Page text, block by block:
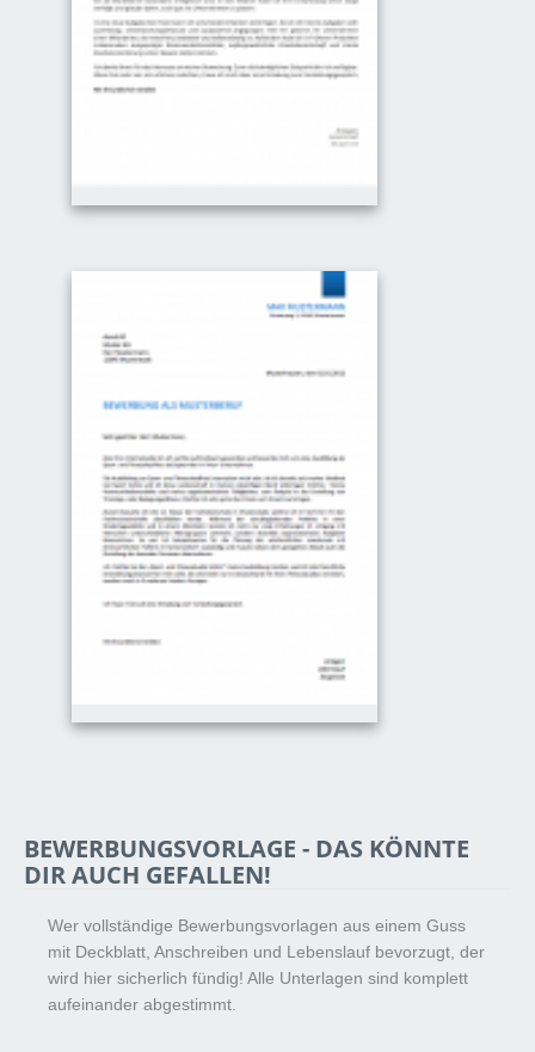
BEWERBUNGSVORLAGE - DAS KÖNNTE
DIR AUCH GEFALLEN!
Wer vollständige Bewerbungsvorlagen aus einem Guss
mit Deckblatt, Anschreiben und Lebenslauf bevorzugt, der
wird hier sicherlich fündig! Alle Unterlagen sind komplett
aufeinander abgestimmt.